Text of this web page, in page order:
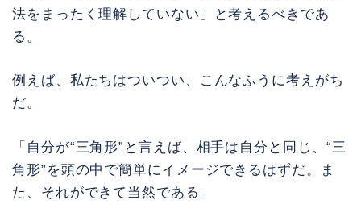
法をまったく理解していない」と考えるべきであ
る。
例えば、私たちはついつい、こんなふうに考えがち
だ。
「自分が“三角形”と言えば、相手は自分と同じ、“三
角形”を頭の中で簡単にイメージできるはずだ。ま
た、それができて当然である」